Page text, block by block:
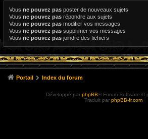
Vous ne pouvez pas poster de nouveaux sujets
Vous ne pouvez pas répondre aux sujets
Vous ne pouvez pas modifier vos messages
Vous ne pouvez pas supprimer vos messages
Vous ne pouvez pas joindre des fichiers
Portail Index du forum
Développé par phpBB® Forum Software ©
Traduit par phpBB-fr.com